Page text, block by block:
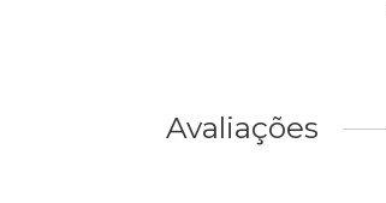
Avaliações